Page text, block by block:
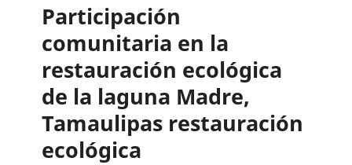
Participación
comunitaria en la
restauración ecológica
de la laguna Madre,
Tamaulipas restauración
ecológica